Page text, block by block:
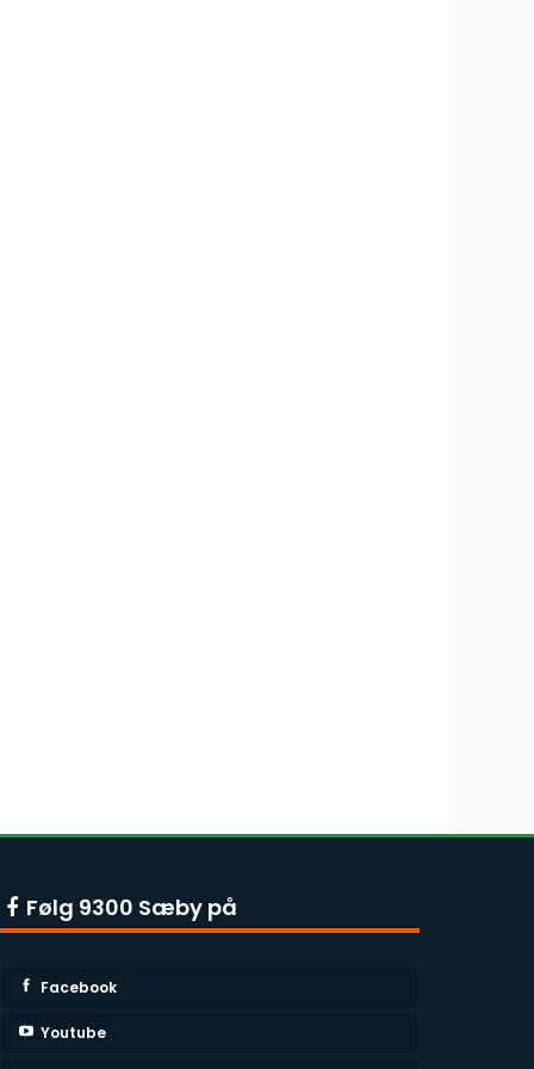
Følg 9300 Sæby på
Facebook
Youtube